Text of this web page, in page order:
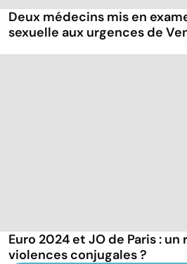
Deux médecins mis en
sexuelle aux urgences de
Euro 2024 et JO de Paris :
violences conjugales ?